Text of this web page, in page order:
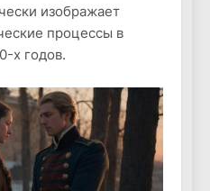
изображает
процессы в
х годов.